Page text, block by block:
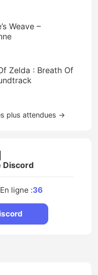
Weave –
Zelda : Breath Of
plus attendues →
Discord
ligne :36